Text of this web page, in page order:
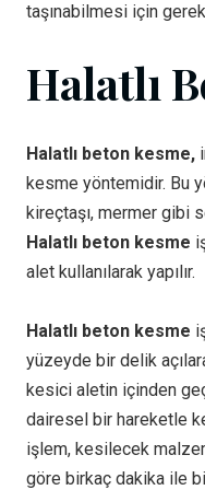
taşınabilmesi için
Halatlı
Halatlı beton kesme,
kesme yöntemidir. Bu
kireçtaşı, mermer gibi
Halatlı beton kesme
alet kullanılarak yapılır.
Halatlı beton kesme
yüzeyde bir delik
kesici aletin içinden
dairesel bir hareketle
işlem, kesilecek
göre birkaç dakika ile